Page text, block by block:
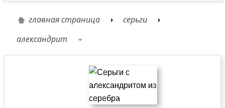
главная страница
серьги
александрит